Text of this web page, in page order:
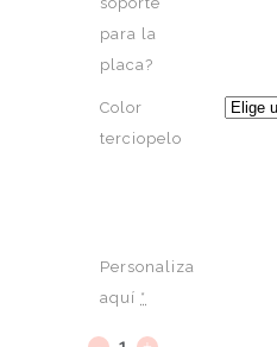
para la
placa?
Color
terciopelo
Personaliza
aquí *